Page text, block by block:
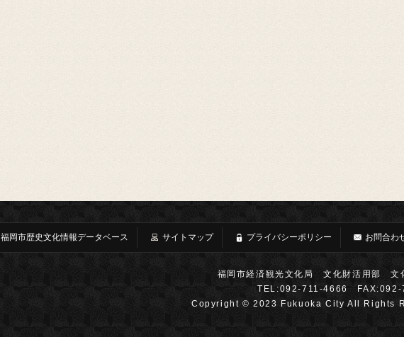
福岡市歴史文化情報データベース サイトマップ プライバシーポリシー お問合わ
福岡市経済観光文化局 文化財活用部 文
TEL:092-711-4666 FAX:092-
Copyright © 2023 Fukuoka City All Rights